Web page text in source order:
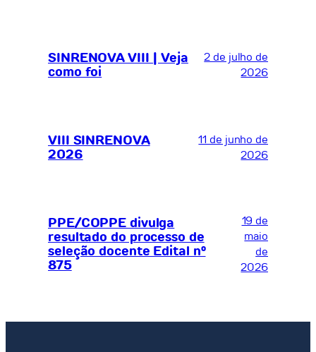
SINRENOVA VIII | Veja
como foi
2 de julho de
2026
VIII SINRENOVA
2026
11 de junho de
2026
PPE/COPPE divulga
resultado do processo de
seleção docente Edital nº
875
19 de
maio
de
2026